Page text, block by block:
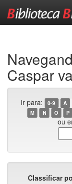
Caspar
Ir para: 0-9 A
M
N O P
ou
Classificar